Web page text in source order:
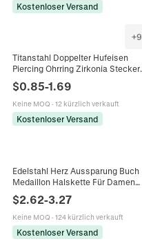
Kostenloser Versand
+9
Titanstahl Doppelter Hufeisen
Piercing Ohrring Zirkonia Stecker
Nischen Geometrischer
Ohrknochenstecker Für Damen
Schmuck
$0.85-1.69
Keine MOQ · 12 kürzlich verkauft
Kostenloser Versand
Edelstahl Herz Aussparung Buch
Medaillon Halskette Für Damen
Stil Kette Mode Schmuck
Geschenk Zubehör
$2.62-3.27
Keine MOQ · 124 kürzlich verkauft
Kostenloser Versand